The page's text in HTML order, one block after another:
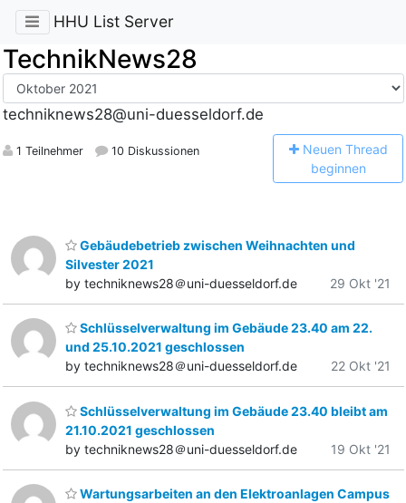
HHU List Server
TechnikNews28
techniknews28@uni-duesseldorf.de
1 Teilnehmer 10 Diskussionen Neuen Thread
beginnen
Gebäudebetrieb zwischen Weihnachten und
Silvester 2021
by techniknews28＠uni-duesseldorf.de
29 Okt '21
Schlüsselverwaltung im Gebäude 23.40 am 22.
und 25.10.2021 geschlossen
by techniknews28＠uni-duesseldorf.de
22 Okt '21
Schlüsselverwaltung im Gebäude 23.40 bleibt am
21.10.2021 geschlossen
by techniknews28＠uni-duesseldorf.de
19 Okt '21
Wartungsarbeiten an den Elektroanlagen Campus